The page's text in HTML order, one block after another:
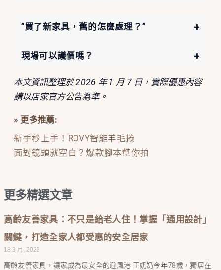
”買了新家具，舊的怎麼處理？” +
現場可以議價嗎？ +
本文資訊整理於 2026 年 1 月 7 日，實際優惠內容
請以店家官方公告為準。
» 更多推薦:
新手秒上手！ROVY智能羊毛捲
面對鏡頭就空白？爆款腳本幫你拍
更多精選文章
高齡友善家具：不只是給老人住！掌握「通用設計」
關鍵，打造全家人都受惠的安全居家
18 3 月, 2026
高齡友善家具，讓家成為最安全的避風港 王奶奶今年78歲，獨居在